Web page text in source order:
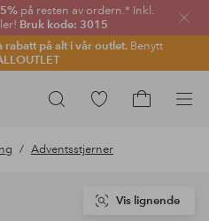
på resten av ordern.* Inkl.
Bruk kode: 3015
rabatt på alt i vår outlet. Benytt
Lukk
Søk
Gå
Adventsstjerner
Vis lignende